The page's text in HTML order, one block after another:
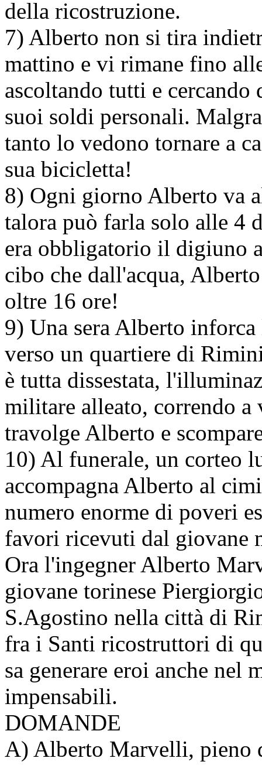
della ricostruzione.
7) Alberto non si tira
mattino e vi rimane fino
ascoltando tutti e
suoi soldi personali.
tanto lo vedono tornare a
sua bicicletta!
8) Ogni giorno Alberto va
talora può farla solo alle 4
era obbligatorio il digiuno
cibo che dall'acqua,
oltre 16 ore!
9) Una sera Alberto
verso un quartiere di
è tutta dissestata,
militare alleato, correndo a
travolge Alberto e
10) Al funerale, un corteo
accompagna Alberto al
numero enorme di poveri
favori ricevuti dal giovane
Ora l'ingegner Alberto
giovane torinese
S.Agostino nella città di
fra i Santi ricostruttori di
sa generare eroi anche nel
impensabili.
DOMANDE
A) Alberto Marvelli, pieno